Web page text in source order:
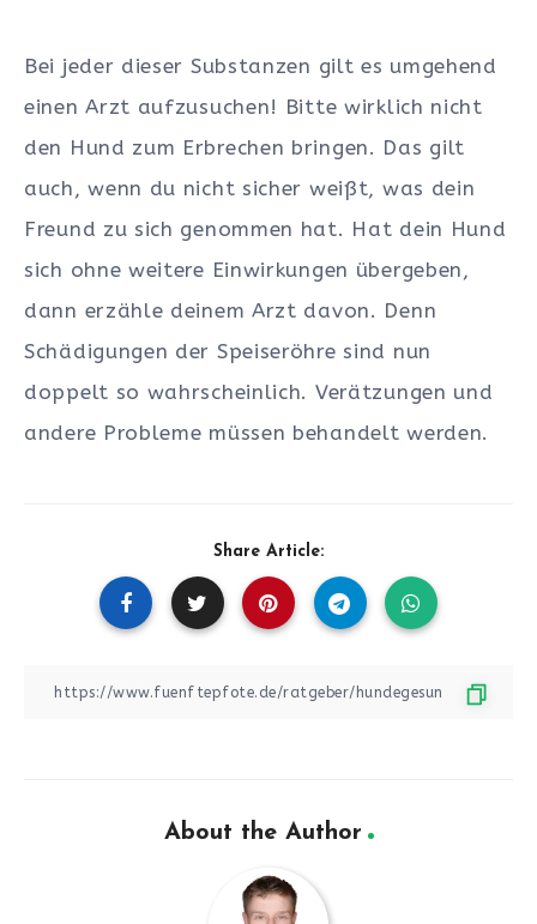
Bei jeder dieser Substanzen gilt es umgehend
einen Arzt aufzusuchen! Bitte wirklich nicht
den Hund zum Erbrechen bringen. Das gilt
auch, wenn du nicht sicher weißt, was dein
Freund zu sich genommen hat. Hat dein Hund
sich ohne weitere Einwirkungen übergeben,
dann erzähle deinem Arzt davon. Denn
Schädigungen der Speiseröhre sind nun
doppelt so wahrscheinlich. Verätzungen und
andere Probleme müssen behandelt werden.
Share Article:
About the Author